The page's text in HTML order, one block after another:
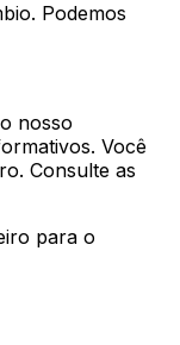
Podemos
nosso
Você
Consulte as
para o